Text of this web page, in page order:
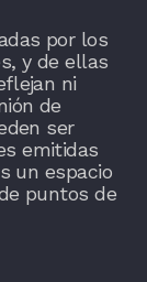
por los
y de ellas
ni
de
ser
emitidas
un espacio
puntos de